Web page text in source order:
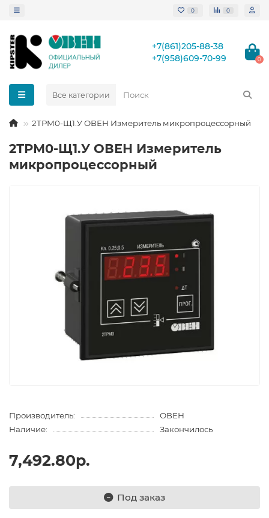
0 0
+7(861)205-88-38
+7(958)609-70-99
0
Все категории
2ТРМ0-Щ1.У ОВЕН Измеритель микропроцессорный
2ТРМ0-Щ1.У ОВЕН Измеритель
микропроцессорный
Производитель:
ОВЕН
Наличие:
Закончилось
7,492.80р.
Под заказ